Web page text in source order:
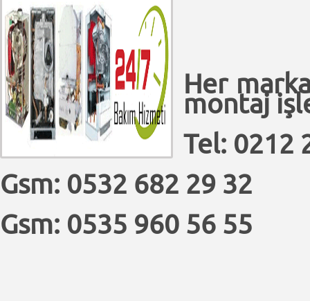
Her
montaj
Tel: 0212
Gsm: 0532 682 29 32
Gsm: 0535 960 56 55